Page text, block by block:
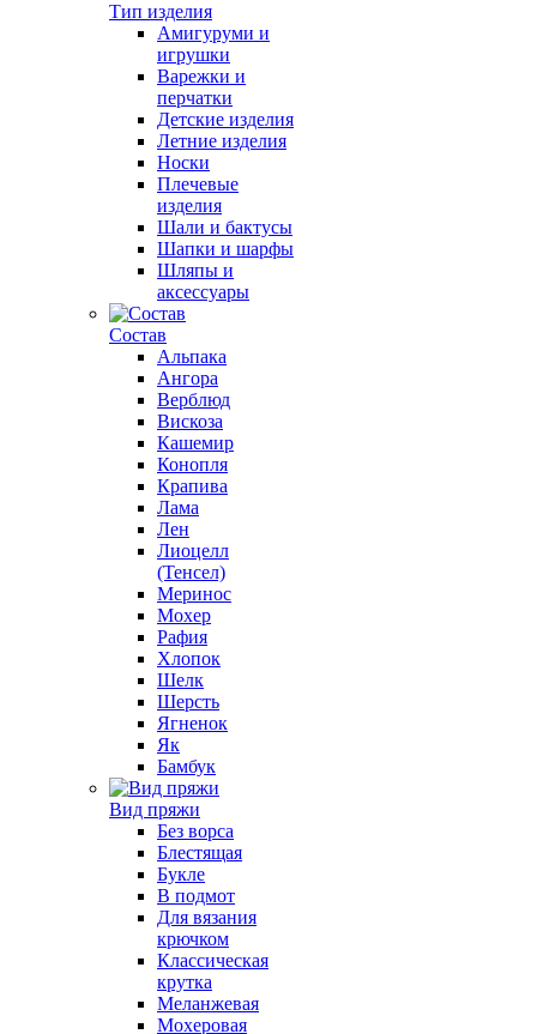
Тип изделия
Амигуруми и
игрушки
Варежки и
перчатки
Детские изделия
Летние изделия
Носки
Плечевые
изделия
Шали и бактусы
Шапки и шарфы
Шляпы и
аксессуары
Состав
Альпака
Ангора
Верблюд
Вискоза
Кашемир
Конопля
Крапива
Лама
Лен
Лиоцелл
(Тенсел)
Меринос
Мохер
Рафия
Хлопок
Шелк
Шерсть
Ягненок
Як
Бамбук
Вид пряжи
Без ворса
Блестящая
Букле
В подмот
Для вязания
крючком
Классическая
крутка
Меланжевая
Мохеровая